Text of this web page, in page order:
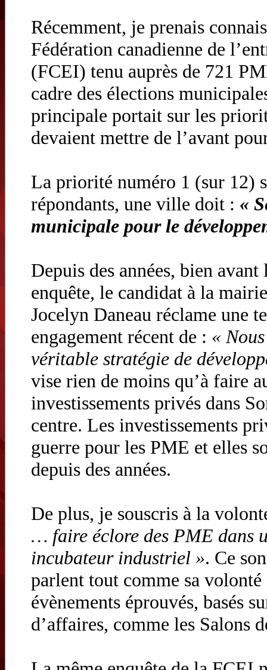
Récemment, je prenais
Fédération canadienne de
(FCEI) tenu auprès de 721
cadre des élections
principale portait sur les
devaient mettre de l’avant
La priorité numéro 1 (sur 12)
répondants, une ville doit : «
municipale pour le
Depuis des années, bien
enquête, le candidat à la
Jocelyn Daneau réclame une
engagement récent de : «
véritable stratégie de
vise rien de moins qu’à faire
investissements privés dans
centre. Les investissements
guerre pour les PME et elles
depuis des années.
De plus, je souscris à la
… faire éclore des PME dans
incubateur industriel ». Ce
parlent tout comme sa volonté
évènements éprouvés, basés
d’affaires, comme les Salons